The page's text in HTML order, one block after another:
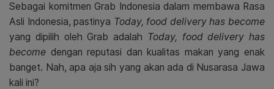
Sebagai komitmen Grab Indonesia dalam membawa Rasa
Asli Indonesia, pastinya Today, food delivery has become
yang dipilih oleh Grab adalah Today, food delivery has
become dengan reputasi dan kualitas makan yang enak
banget. Nah, apa aja sih yang akan ada di Nusarasa Jawa
kali ini?